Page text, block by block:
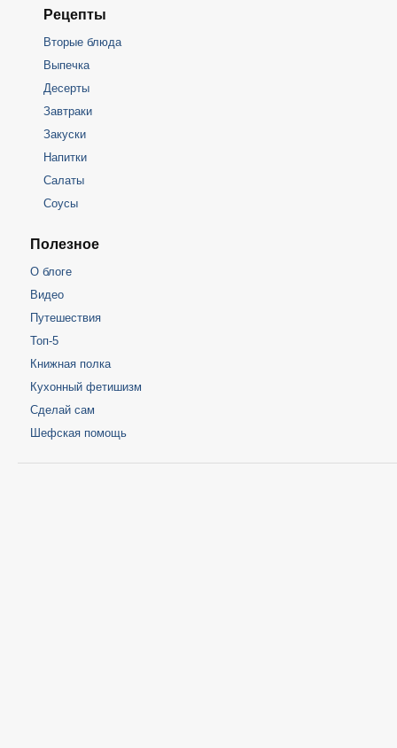
Рецепты
Вторые блюда
Выпечка
Десерты
Завтраки
Закуски
Напитки
Салаты
Соусы
Полезное
О блоге
Видео
Путешествия
Топ-5
Книжная полка
Кухонный фетишизм
Сделай сам
Шефская помощь